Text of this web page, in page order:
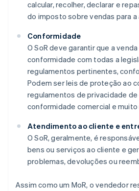
calcular, recolher, declarar e
do imposto sobre vendas para
Conformidade
O SoR deve garantir que a
conformidade com todas a
regulamentos pertinentes,
Podem ser leis de proteção ao
regulamentos de privacidade de
conformidade comercial e muito
Atendimento ao cliente e
O SoR, geralmente, é
bens ou serviços ao cliente e
problemas, devoluções ou
Assim como um MoR, o vendedor